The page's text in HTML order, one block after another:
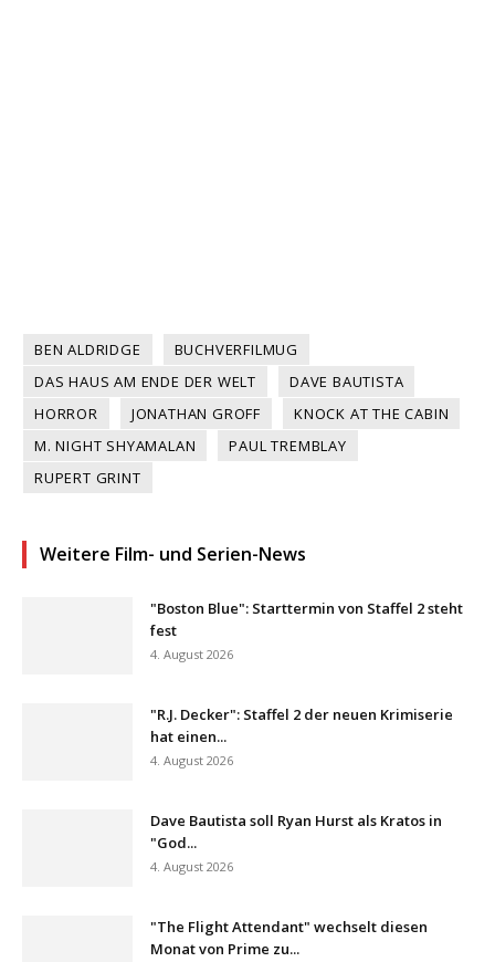
BEN ALDRIDGE
BUCHVERFILMUG
DAS HAUS AM ENDE DER WELT
DAVE BAUTISTA
HORROR
JONATHAN GROFF
KNOCK AT THE CABIN
M. NIGHT SHYAMALAN
PAUL TREMBLAY
RUPERT GRINT
Weitere Film- und Serien-News
"Boston Blue": Starttermin von Staffel 2 steht
fest
4. August 2026
"R.J. Decker": Staffel 2 der neuen Krimiserie
hat einen...
4. August 2026
Dave Bautista soll Ryan Hurst als Kratos in
"God...
4. August 2026
"The Flight Attendant" wechselt diesen
Monat von Prime zu...